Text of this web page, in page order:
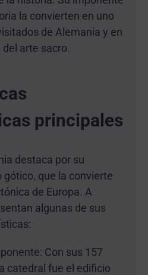
la convierten en uno
de Alemania y en
arte sacro.
principales
destaca por su
que la convierte
de Europa. A
algunas de sus
Con sus 157
catedral fue el edificio